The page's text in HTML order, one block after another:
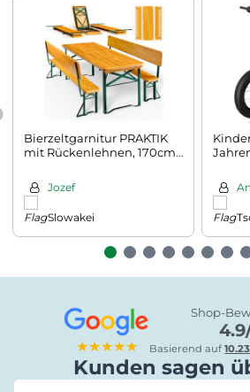
Bierzeltgarnitur PRAKTIK
mit Rückenlehnen, 170cm,
Jozef
Slowakei
★★★★★
Shop-
Basierend auf
Kunden sagen